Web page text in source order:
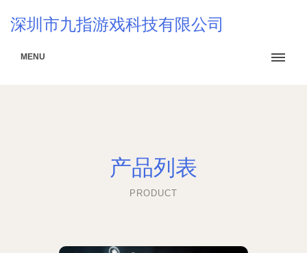
深圳市九指游戏科技有限公司
MENU
产品列表
PRODUCT